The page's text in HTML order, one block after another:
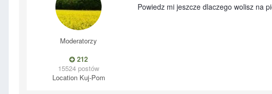
Moderatorzy
212
15524 postów
LocationKuj-Pom
Powiedz mi jeszcze dlaczego wolisz na